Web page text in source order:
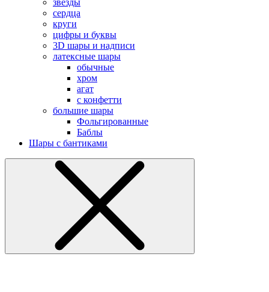
звезды
сердца
круги
цифры и буквы
3D шары и надписи
латексные шары
обычные
хром
агат
с конфетти
большие шары
Фольгированные
Баблы
Шары с бантиками